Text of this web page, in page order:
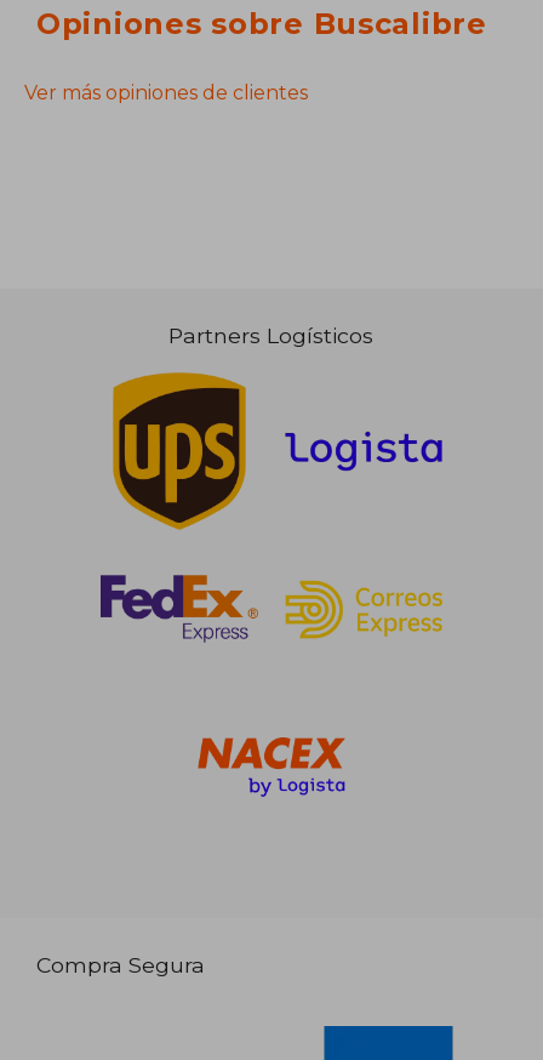
Opiniones sobre Buscalibre
Ver más opiniones de clientes
Partners Logísticos
Compra Segura